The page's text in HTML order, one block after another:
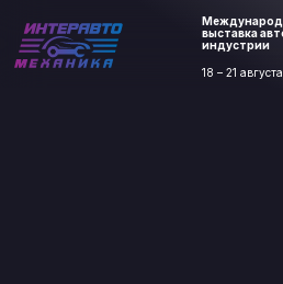
выставка
индустрии
18 – 21